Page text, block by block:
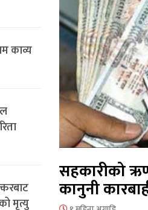
काव्य
मृत्यु
सहकारीको
कानुनी